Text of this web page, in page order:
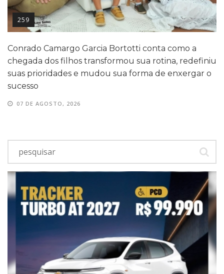
259
Conrado Camargo Garcia Bortotti conta como a
chegada dos filhos transformou sua rotina, redefiniu
suas prioridades e mudou sua forma de enxergar o
sucesso
07 DE AGOSTO, 2026